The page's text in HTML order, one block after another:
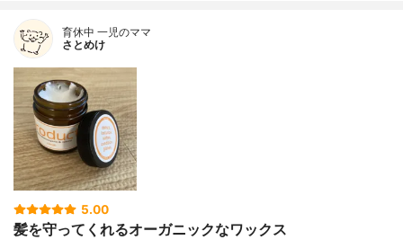
育休中 一児のママ
さとめけ
5.00
髪を守ってくれるオーガニックなワックス